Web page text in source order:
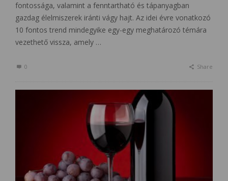
fontossága, valamint a fenntartható és tápanyagban
gazdag élelmiszerek iránti vágy hajt. Az idei évre vonatkozó
10 fontos trend mindegyike egy-egy meghatározó témára
vezethető vissza, amely …
0 Share